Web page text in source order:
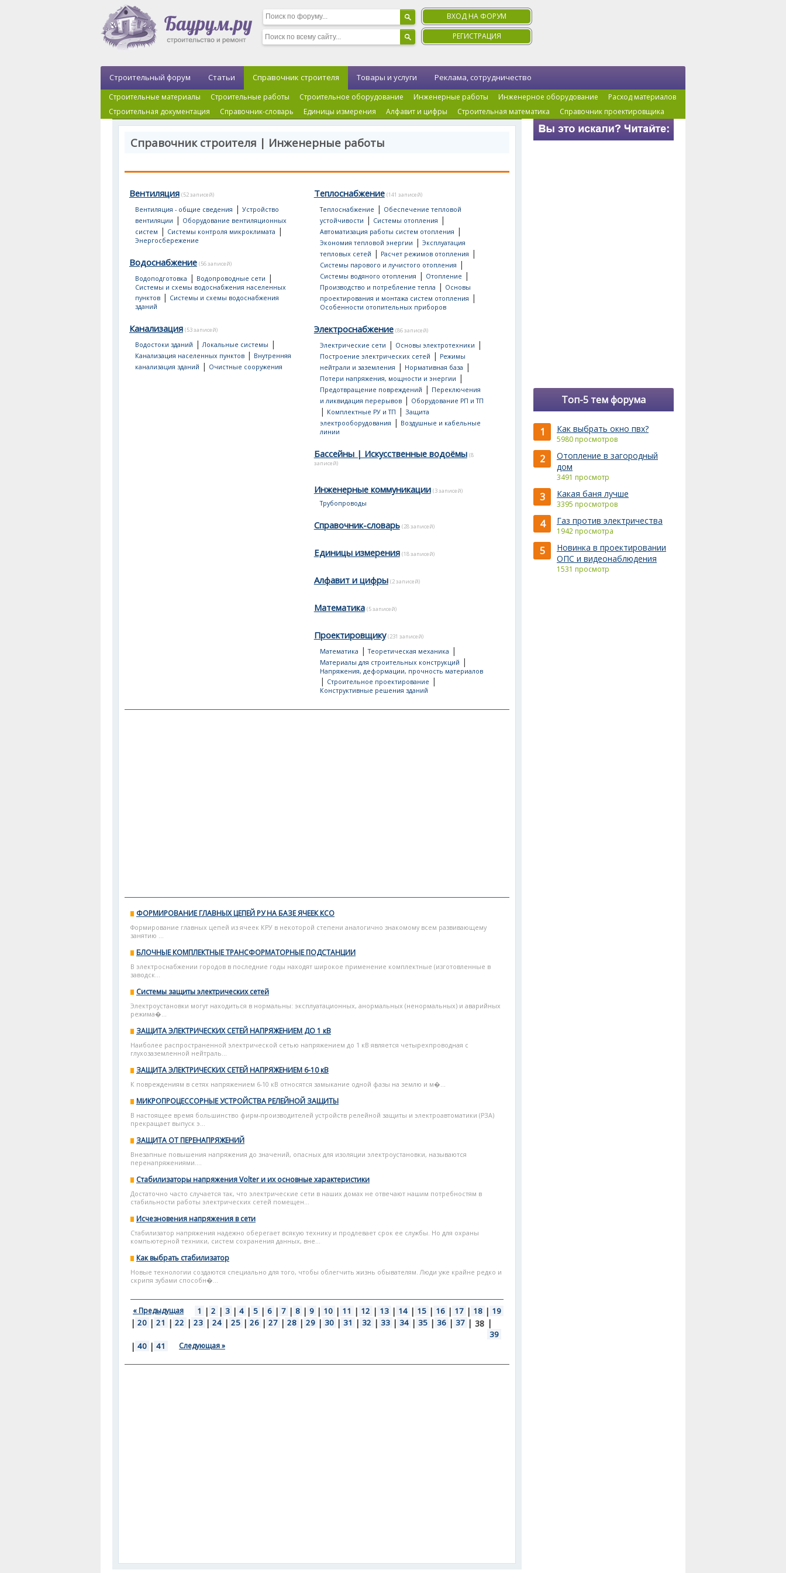
ВХОД НА ФОРУМ
РЕГИСТРАЦИЯ
Строительный форум Статьи Справочник строителя
Строительные материалы Строительные работы Строительное оборудование Инженерные работы Инженерное оборудование
Расход материалов
Строительная документация
Справочник-словарь Единицы измерения Алфавит и цифры Строительная математика Справочник проектировщика
Товары и услуги Реклама, сотрудничество
Справочник строителя | Инженерные работы
Вентиляция (52 записей)
Вентиляция - общие сведения | Устройство
вентиляции | Оборудование вентиляционных
систем | Системы контроля микроклимата |
Энергосбережение
Водоснабжение (56 записей)
Водоподготовка | Водопроводные сети |
Системы и схемы водоснабжения населенных
пунктов| Системы и схемы водоснабжения
зданий
Канализация (53 записей)
Водостоки зданий |Локальные системы |
Канализация населенных пунктов| Внутренняя
канализация зданий | Очистные сооружения
Теплоснабжение (141 записей)
Теплоснабжение | Обеспечение тепловой
устойчивости | Системы отопления |
Автоматизация работы систем отопления |
Экономия тепловой энергии | Эксплуатация
тепловых сетей | Расчет режимов отопления |
Системы парового и лучистого отопления |
Системы водяного отопления | Отопление |
Производство и потребление тепла | Основы
проектирования и монтажа систем отопления |
Особенности отопительных приборов
Электроснабжение (86 записей)
Электрические сети | Основы электротехники |
Построение электрических сетей | Режимы
нейтрали и заземления | Нормативная база |
Потери напряжения, мощности и энергии |
Предотвращение повреждений | Переключения
и ликвидация перерывов| Оборудование РП и ТП
| Комплектные РУ и ТП | Защита
электрооборудования | Воздушные и кабельные
линии
Бассейны | Искусственные водоёмы (8
записей)
Инженерные коммуникации (3 записей)
Трубопроводы
Справочник-словарь (28 записей)
Единицы измерения (18 записей)
Алфавит и цифры (2 записей)
Математика (5 записей)
Проектировщику (231 записей)
Математика |Теоретическая механика |
Материалы для строительных конструкций |
Напряжения, деформации, прочность материалов
| Строительное проектирование |
Конструктивные решения зданий
ФОРМИРОВАНИЕ ГЛАВНЫХ ЦЕПЕЙ РУ НА БАЗЕ ЯЧЕЕК КСО
Формирование главных цепей из ячеек КРУ в некоторой степени аналогично знакомому всем развивающему
занятию ...
БЛОЧНЫЕ КОМПЛЕКТНЫЕ ТРАНСФОРМАТОРНЫЕ ПОДСТАНЦИИ
В электроснабжении городов в последние годы находят широкое применение комплектные (изготовленные в
заводск...
Системы защиты электрических сетей
Электроустановки могут находиться в нормальны: эксплуатационных, анормальных (ненормальных) и аварийных
режима�...
ЗАЩИТА ЭЛЕКТРИЧЕСКИХ СЕТЕЙ НАПРЯЖЕНИЕМ ДО 1 кВ
Наиболее распространенной электрической сетью напряжением до 1 кВ является четырехпроводная с
глухозаземленной нейтраль...
ЗАЩИТА ЭЛЕКТРИЧЕСКИХ СЕТЕЙ НАПРЯЖЕНИЕМ 6-10 кВ
К повреждениям в сетях напряжением 6-10 кВ относятся замыкание одной фазы на землю и м�...
МИКРОПРОЦЕССОРНЫЕ УСТРОЙСТВА РЕЛЕЙНОЙ ЗАЩИТЫ
В настоящее время большинство фирм-производителей устройств релейной защиты и электроавтоматики (РЗА)
прекращает выпуск э...
ЗАЩИТА ОТ ПЕРЕНАПРЯЖЕНИЙ
Внезапные повышения напряжения до значений, опасных для изоляции электроустановки, называются
перенапряжениями....
Стабилизаторы напряжения Volter и их основные характеристики
Достаточно часто случается так, что электрические сети в наших домах не отвечают нашим потребностям в
стабильности работы электрических сетей помещен...
Исчезновения напряжения в сети
Стабилизатор напряжения надежно оберегает всякую технику и продлевает срок ее службы. Но для охраны
компьютерной техники, систем сохранения данных, вне...
Как выбрать стабилизатор
Новые технологии создаются специально для того, чтобы облегчить жизнь обывателям. Люди уже крайне редко и
скрипя зубами способн�...
« Предыдущая 1 | 2 | 3 | 4 | 5 | 6 | 7 | 8 | 9 | 10 | 11 | 12 | 13 | 14 | 15 | 16 | 17 | 18 | 19
| 20 | 21 | 22 | 23 | 24 | 25 | 26 | 27 | 28 | 29 | 30 | 31 | 32 | 33 | 34 | 35 | 36 | 37 | 38 |
39
| 40 | 41 Следующая »
Топ-5 тем форума
1 Как выбрать окно пвх?
5980 просмотров
2
Отопление в загородный
дом
3491 просмотр
3 Какая баня лучше
3395 просмотров
4 Газ против электричества
1942 просмотра
5
Новинка в проектировании
ОПС и видеонаблюдения
1531 просмотр